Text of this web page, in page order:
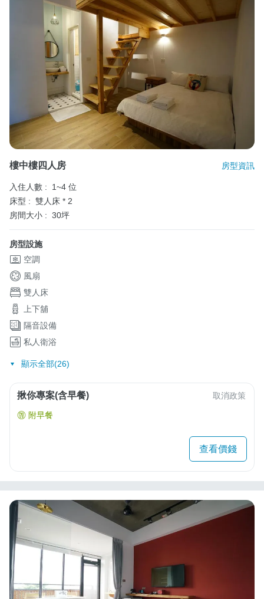
樓中樓四人房 房型資訊
入住人數 :
1~4 位
床型 : 雙人床 * 2
房間大小 : 30坪
房型設施
空調
風扇
雙人床
上下舖
隔音設備
私人衛浴
顯示全部(26)
揪你專案(含早餐) 取消政策
附早餐
查看價錢